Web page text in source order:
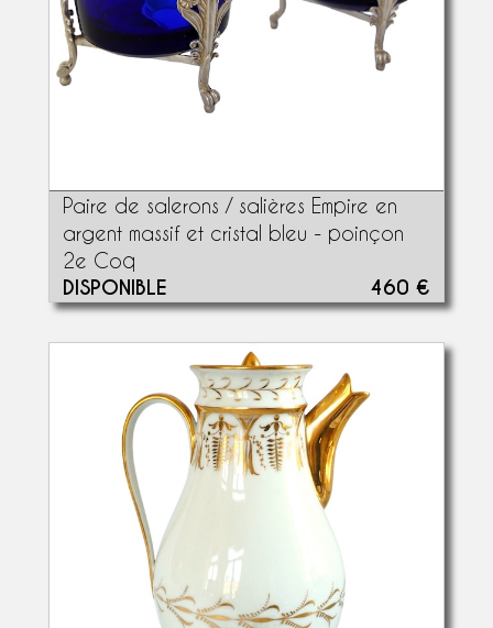
Paire de salerons / salières Empire en
argent massif et cristal bleu - poinçon
2e Coq
DISPONIBLE 460 €